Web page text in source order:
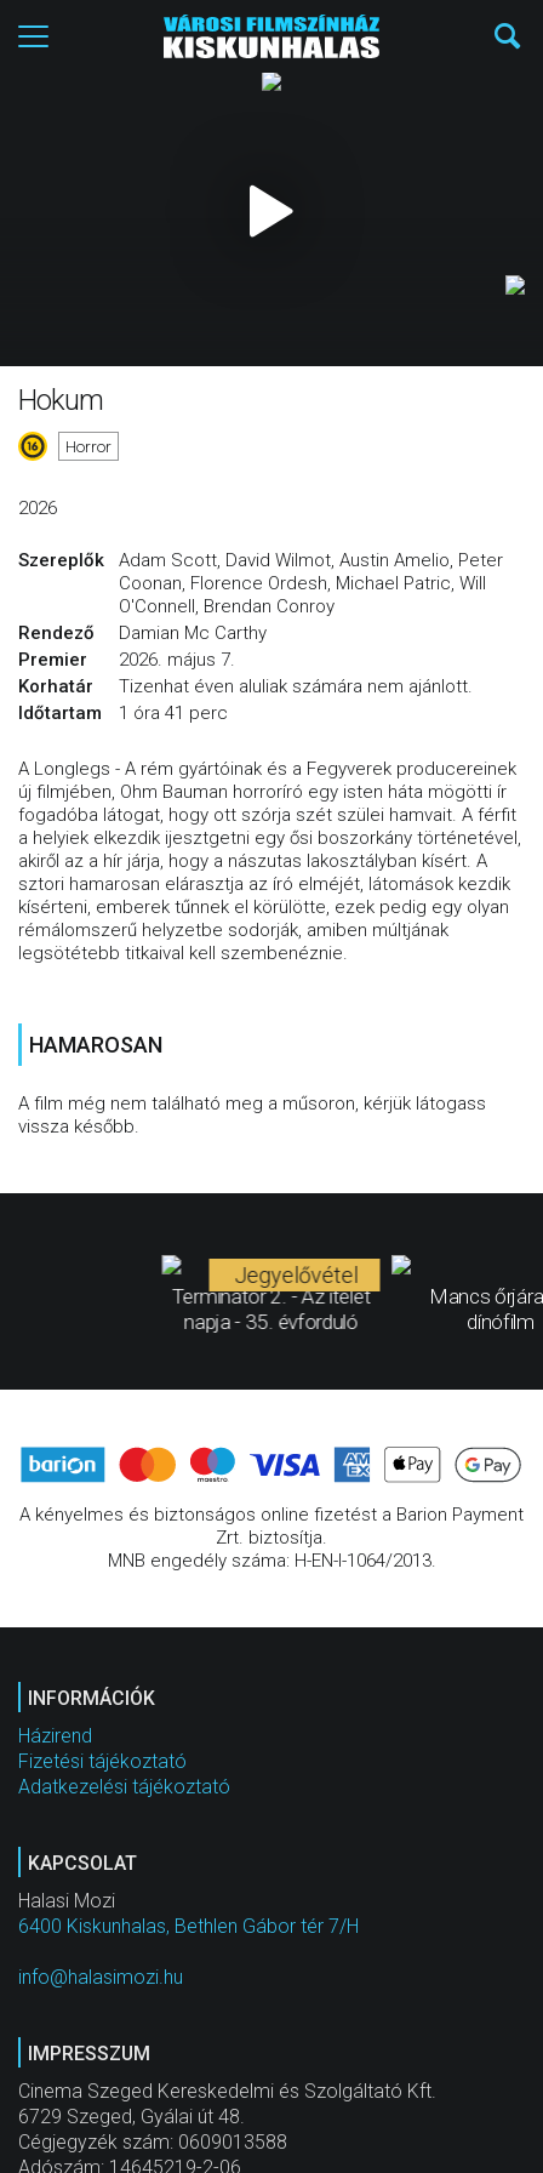
Hokum
Horror
2026
Szereplők
Adam Scott, David Wilmot, Austin Amelio, Peter
Coonan, Florence Ordesh, Michael Patric, Will
O'Connell, Brendan Conroy
Rendező
Damian Mc Carthy
Premier
2026. május 7.
Korhatár
Tizenhat éven aluliak számára nem ajánlott.
Időtartam
1 óra 41 perc
A Longlegs - A rém gyártóinak és a Fegyverek producereinek
új filmjében, Ohm Bauman horroríró egy isten háta mögötti ír
fogadóba látogat, hogy ott szórja szét szülei hamvait. A férfit
a helyiek elkezdik ijesztgetni egy ősi boszorkány történetével,
akiről az a hír járja, hogy a nászutas lakosztályban kísért. A
sztori hamarosan elárasztja az író elméjét, látomások kezdik
kísérteni, emberek tűnnek el körülötte, ezek pedig egy olyan
rémálomszerű helyzetbe sodorják, amiben múltjának
legsötétebb titkaival kell szembenéznie.
HAMAROSAN
A film még nem található meg a műsoron, kérjük látogass
vissza később.
Terminátor 2. - Az ítélet
napja - 35. évforduló
Jegyelővétel
Mancs
dínófilm
A kényelmes és biztonságos online fizetést a Barion Payment
Zrt. biztosítja.
MNB engedély száma: H-EN-I-1064/2013.
INFORMÁCIÓK
Házirend
Fizetési tájékoztató
Adatkezelési tájékoztató
KAPCSOLAT
Halasi Mozi
6400 Kiskunhalas, Bethlen Gábor tér 7/H
info@halasimozi.hu
IMPRESSZUM
Cinema Szeged Kereskedelmi és Szolgáltató Kft.
6729 Szeged, Gyálai út 48.
Cégjegyzék szám: 0609013588
Adószám: 14645219-2-06